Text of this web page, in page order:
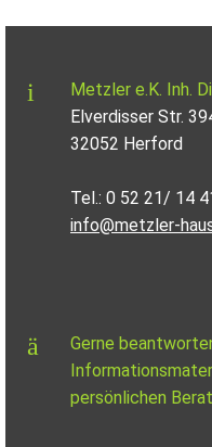
Metzler e.K. Inh.
Elverdisser Str.
32052 Herford
Tel.: 0 52 21/ 14
info@metzler-
Gerne
persönlichen